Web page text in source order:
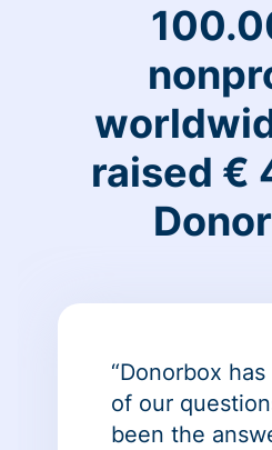
raised €
“Donorbox
of our
been the